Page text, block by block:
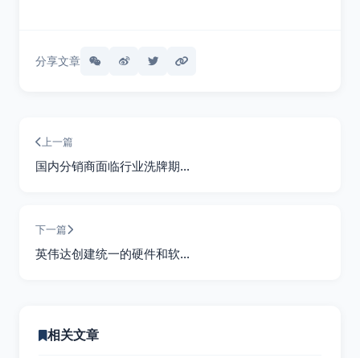
分享文章
上一篇
国内分销商面临行业洗牌期…
下一篇
英伟达创建统一的硬件和软…
相关文章